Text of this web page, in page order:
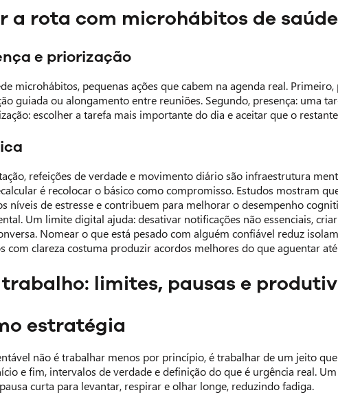
a rota com microhábitos de
e priorização
microhábitos, pequenas ações que cabem na agenda real.
guiada ou alongamento entre reuniões. Segundo, presença: uma
escolher a tarefa mais importante do dia e aceitar que o
refeições de verdade e movimento diário são infraestrutura
é recolocar o básico como compromisso. Estudos mostram
níveis de estresse e contribuem para melhorar o desempenho
Um limite digital ajuda: desativar notificações não essenciais,
Nomear o que está pesado com alguém confiável reduz
com clareza costuma produzir acordos melhores do que aguentar
limites, pausas e
estratégia
não é trabalhar menos por princípio, é trabalhar de um jeito
e fim, intervalos de verdade e definição do que é urgência real.
curta para levantar, respirar e olhar longe, reduzindo fadiga.